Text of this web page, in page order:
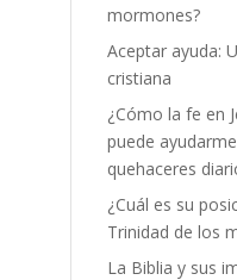
mormones?
Aceptar ayuda:
cristiana
¿Cómo la fe en
puede
quehaceres
¿Cuál es su
Trinidad de los
La Biblia y sus